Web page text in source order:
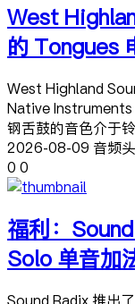
West
的 Tongues
West Highland
Native Instruments
钢舌鼓的音色介于
2026-08-09 音频
0 0
福利：
Solo 单音加